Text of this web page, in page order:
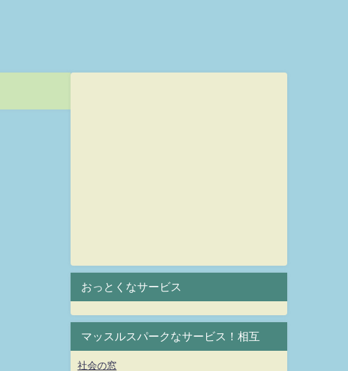
おっとくなサービス
マッスルスパークなサービス！相互
社会の窓